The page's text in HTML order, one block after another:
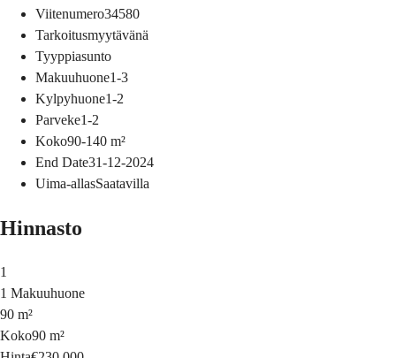
Viitenumero34580
Tarkoitusmyytävänä
Tyyppiasunto
Makuuhuone1-3
Kylpyhuone1-2
Parveke1-2
Koko90-140 m²
End Date31-12-2024
Uima-allasSaatavilla
Hinnasto
1
1 Makuuhuone
90 m²
Koko90 m²